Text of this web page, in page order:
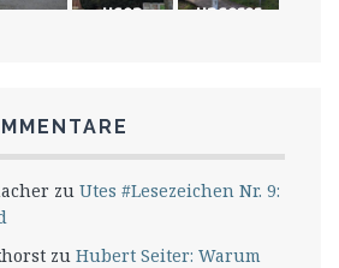
usen
unserer
zu Utes #Lesezeichen Nr. 9:
zu Hubert Seiter: Warum